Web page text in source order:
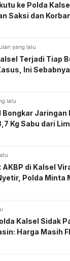
ke Polda
Saksi dan
yang lalu
Terjadi Tiap
Ini Sebabnya
lalu
Bongkar Jaringan
Kg Sabu dari
di Kalsel
Polda Minta
Kalsel Sidak
Harga Masih